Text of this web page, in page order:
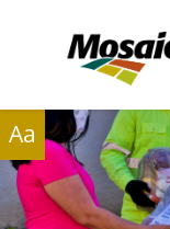
Fornecedores
Aa